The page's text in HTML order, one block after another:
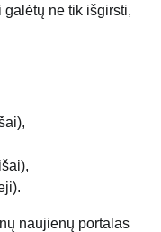
ne tik išgirsti,
naujienų portalas